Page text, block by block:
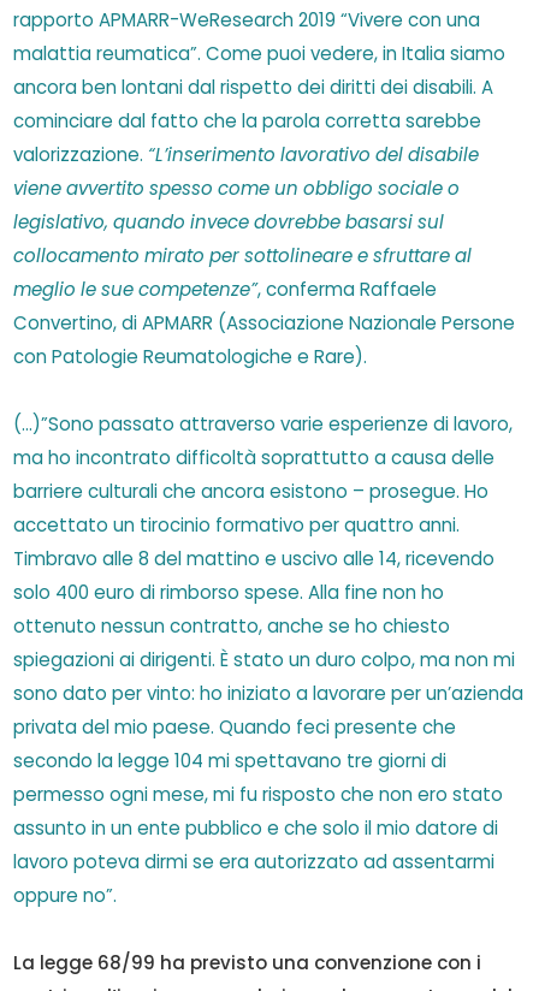
rapporto APMARR-WeResearch 2019 “Vivere con una
malattia reumatica”. Come puoi vedere, in Italia siamo
ancora ben lontani dal rispetto dei diritti dei disabili. A
cominciare dal fatto che la parola corretta sarebbe
valorizzazione. “L’inserimento lavorativo del disabile
viene avvertito spesso come un obbligo sociale o
legislativo, quando invece dovrebbe basarsi sul
collocamento mirato per sottolineare e sfruttare al
meglio le sue competenze”, conferma Raffaele
Convertino, di APMARR (Associazione Nazionale Persone
con Patologie Reumatologiche e Rare).
(…)”Sono passato attraverso varie esperienze di lavoro,
ma ho incontrato difficoltà soprattutto a causa delle
barriere culturali che ancora esistono – prosegue. Ho
accettato un tirocinio formativo per quattro anni.
Timbravo alle 8 del mattino e uscivo alle 14, ricevendo
solo 400 euro di rimborso spese. Alla fine non ho
ottenuto nessun contratto, anche se ho chiesto
spiegazioni ai dirigenti. È stato un duro colpo, ma non mi
sono dato per vinto: ho iniziato a lavorare per un’azienda
privata del mio paese. Quando feci presente che
secondo la legge 104 mi spettavano tre giorni di
permesso ogni mese, mi fu risposto che non ero stato
assunto in un ente pubblico e che solo il mio datore di
lavoro poteva dirmi se era autorizzato ad assentarmi
oppure no”.
La legge 68/99 ha previsto una convenzione con i